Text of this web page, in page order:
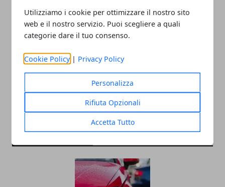
Utilizziamo i cookie per ottimizzare il nostro sito
web e il nostro servizio. Puoi scegliere a quali
categorie dare il tuo consenso.
Cookie Policy | Privacy Policy
Personalizza
Rifiuta Opzionali
Accetta Tutto